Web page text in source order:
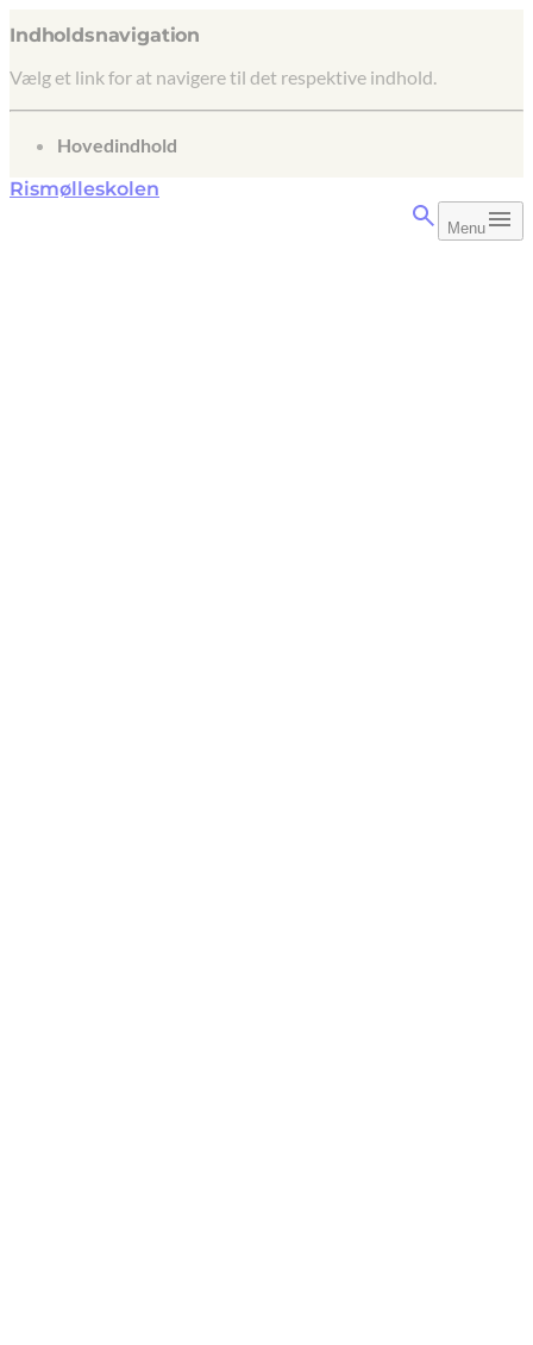
Indholdsnavigation
Vælg et link for at navigere til det respektive indhold.
gå til
Hovedindhold
Rismølleskolen
Menu